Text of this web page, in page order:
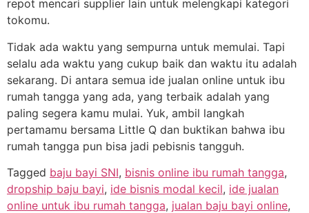
repot mencari supplier lain untuk melengkapi kategori
tokomu.
Tidak ada waktu yang sempurna untuk memulai. Tapi
selalu ada waktu yang cukup baik dan waktu itu adalah
sekarang. Di antara semua ide jualan online untuk ibu
rumah tangga yang ada, yang terbaik adalah yang
paling segera kamu mulai. Yuk, ambil langkah
pertamamu bersama Little Q dan buktikan bahwa ibu
rumah tangga pun bisa jadi pebisnis tangguh.
Tagged baju bayi SNI, bisnis online ibu rumah tangga,
dropship baju bayi, ide bisnis modal kecil, ide jualan
online untuk ibu rumah tangga, jualan baju bayi online,